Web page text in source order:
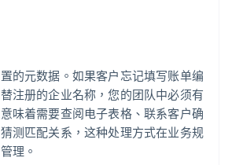
的元数据。如果客户忘记填写账单编
注册的企业名称，您的团队中必须有
味着需要查阅电子表格、联系客户确
测匹配关系，这种处理方式在业务规
理。